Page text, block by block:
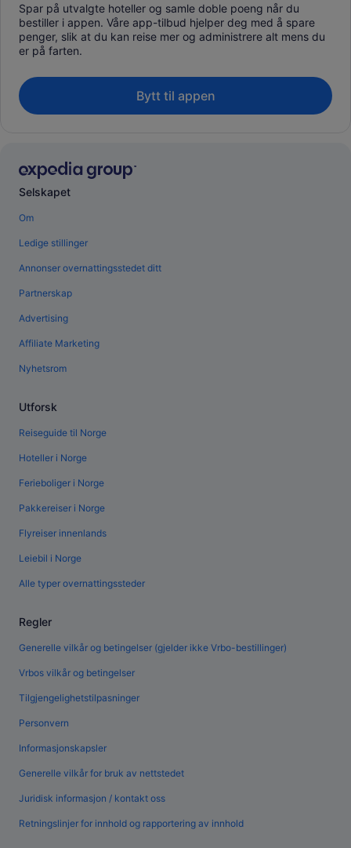
Spar på utvalgte hoteller og samle doble poeng når du
bestiller i appen. Våre app-tilbud hjelper deg med å spare
penger, slik at du kan reise mer og administrere alt mens du
er på farten.
Bytt til appen
Selskapet
Om
Ledige stillinger
Annonser overnattingsstedet ditt
Partnerskap
Advertising
Affiliate Marketing
Nyhetsrom
Utforsk
Reiseguide til Norge
Hoteller i Norge
Ferieboliger i Norge
Pakkereiser i Norge
Flyreiser innenlands
Leiebil i Norge
Alle typer overnattingssteder
Regler
Generelle vilkår og betingelser (gjelder ikke Vrbo-bestillinger)
Vrbos vilkår og betingelser
Tilgjengelighetstilpasninger
Personvern
Informasjonskapsler
Generelle vilkår for bruk av nettstedet
Juridisk informasjon / kontakt oss
Retningslinjer for innhold og rapportering av innhold